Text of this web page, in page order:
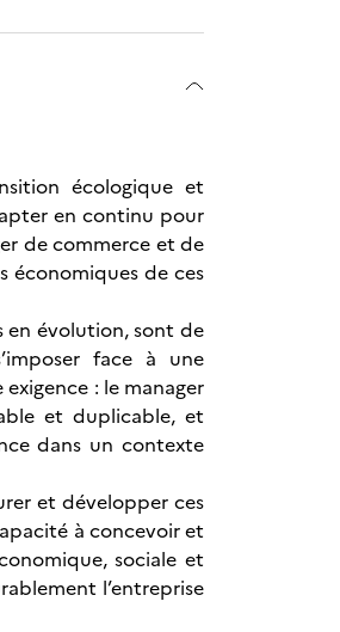
écologique et
en continu pour
de commerce et de
économiques de ces
en évolution, sont de
face à une
: le manager
et duplicable, et
dans un contexte
et développer ces
à concevoir et
sociale et
l’entreprise